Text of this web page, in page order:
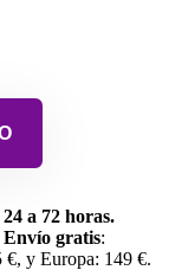
24 a 72 horas.
Envío gratis:
€, y Europa: 149 €.